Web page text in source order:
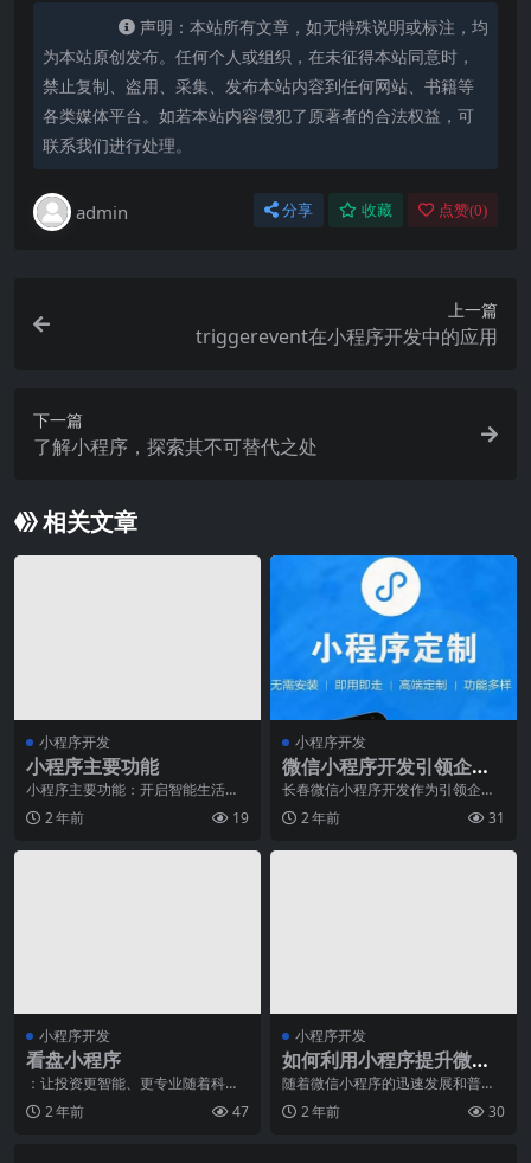
声明：本站所有文章，如无特殊说明或标注，均
为本站原创发布。任何个人或组织，在未征得本站同意时，
禁止复制、盗用、采集、发布本站内容到任何网站、书籍等
各类媒体平台。如若本站内容侵犯了原著者的合法权益，可
联系我们进行处理。
admin 分享 收藏 点赞(0)
上一篇
triggerevent在小程序开发中的应用
下一篇
了解小程序，探索其不可替代之处
相关文章
小程序开发
小程序主要功能
小程序主要功能：开启智能生活新
时代当今社会，随着科技的迅速发
展，我们的生活也变得
2 年前 19
小程序开发
微信小程序开发引领企业
迈向数字化时代的领导者
长春微信小程序开发作为引领企业
迈向数字化时代的领导者，已经成
为许多企业数字化转型
2 年前 31
小程序开发
看盘小程序
：让投资更智能、更专业随着科技
的发展，投资市场也变得日益复杂
和多样化。对于投资者
2 年前 47
小程序开发
如何利用小程序提升微信
公众号的粉丝转化率？
随着微信小程序的迅速发展和普
及，越来越多的企业开始意识到小
程序在推广和转化方面的
2 年前 30